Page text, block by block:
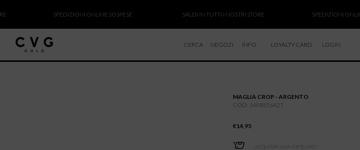
SPEDIZIONI ONLINE SOSPESE SALDI IN TUTTI I NOSTRI STORE SPEDIZIONI ONLINE
CERCA NEGOZI INFO
RESI E RIMBORSI
LOYALTY CARD LOGIN
MAGLIA CROP - ARGENTO
COD: 1408556427
€14,95
ACQUISTA UNA GIFTCARD